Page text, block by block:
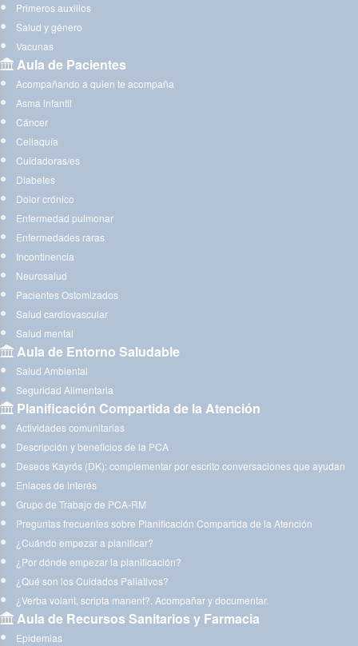
Primeros auxilios
Salud y género
Vacunas
Aula de Pacientes
Acompañando a quien te acompaña
Asma infantil
Cáncer
Celiaquía
Cuidadoras/es
Diabetes
Dolor crónico
Enfermedad pulmonar
Enfermedades raras
Incontinencia
Neurosalud
Pacientes Ostomizados
Salud cardiovascular
Salud mental
Aula de Entorno Saludable
Salud Ambiental
Seguridad Alimentaria
Planificación Compartida de la Atención
Actividades comunitarias
Descripción y beneficios de la PCA
Deseos Kayrós (DK): complementar por escrito conversaciones que ayudan
Enlaces de interés
Grupo de Trabajo de PCA-RM
Preguntas frecuentes sobre Planificación Compartida de la Atención
¿Cuándo empezar a planificar?
¿Por dónde empezar la planificación?
¿Qué son los Cuidados Paliativos?
¿Verba volant, scripta manent?. Acompañar y documentar.
Aula de Recursos Sanitarios y Farmacia
Epidemias